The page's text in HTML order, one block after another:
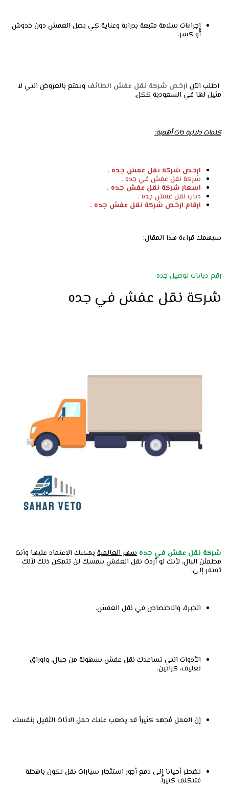
إجراءات سلامة متبعة بدراية وعناية كي يصل العفش دون خدوش
أو كسر.
اطلب الآن ارخص شركة نقل عفش الطائف وتمتع بالعروض التي لا
مثيل لها في السعودية ككل.
كلمات دلالية ذات أهمية:
ارخص شركة نقل عفش جده .
شركة نقل عفش في جده .
اسعار شركة نقل عفش جده .
دباب نقل عفش جده .
ارقام ارخص شركة نقل عفش جده .
سيهمك قراءة هذا المقال:
رقم دبابات توصيل جده
شركة نقل عفش في جده
شركة نقل عفش في جده سهر العالمية يمكنك الاعتماد عليها وأنت
مطمئن البال، لأنك لو أردت نقل العفش بنفسك لن تتمكن ذلك لأنك
تفتقر إلى:
الخبرة، والاختصاص في نقل العفش.
الأدوات التي تساعدك نقل عفش بسهولة من حبال، واوراق
تغليف، كراتين.
إن العمل مُجهد كثيراً قد يصعب عليك حمل الاثاث الثقيل بنفسك.
تضطر أحيانا إلى دفع أجور استئجار سيارات نقل تكون باهظة
فتتكلف كثيراً.